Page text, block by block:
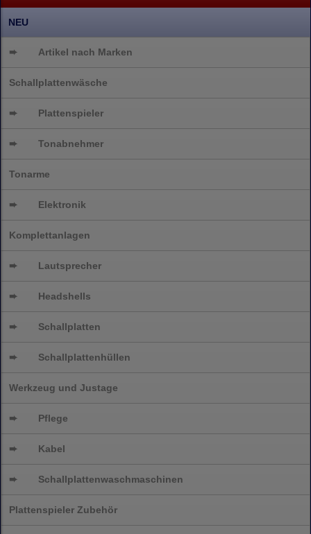
NEU
➨ Artikel nach Marken
Schallplattenwäsche
➨ Plattenspieler
➨ Tonabnehmer
Tonarme
➨ Elektronik
Komplettanlagen
➨ Lautsprecher
➨ Headshells
➨ Schallplatten
➨ Schallplattenhüllen
Werkzeug und Justage
➨ Pflege
➨ Kabel
➨ Schallplattenwaschmaschinen
Plattenspieler Zubehör